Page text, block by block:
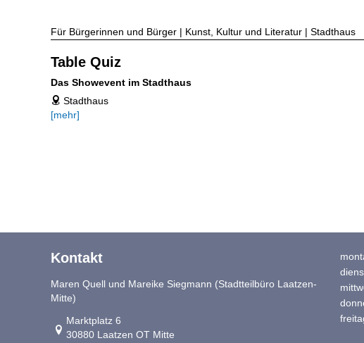
Für Bürgerinnen und Bürger | Kunst, Kultur und Literatur | Stadthaus
Table Quiz
Das Showevent im Stadthaus
address Stadthaus
[mehr]
Kontakt
Maren Quell und Mareike Siegmann (Stadtteilbüro Laatzen-
Mitte)
Link zur Google-Maps Navigation
Marktplatz 6
30880 Laatzen OT Mitte